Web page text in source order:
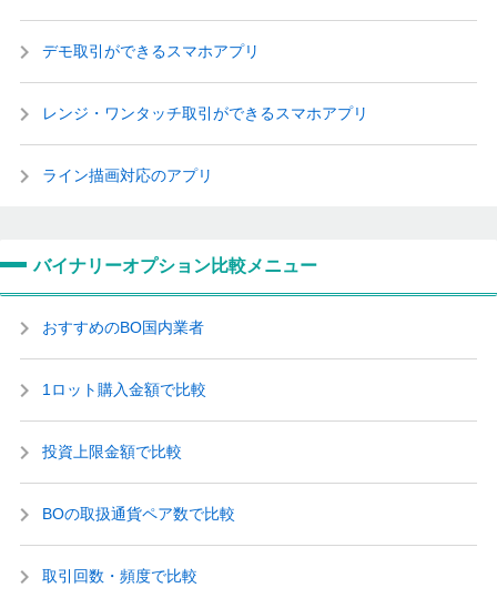
デモ取引ができるスマホアプリ
レンジ・ワンタッチ取引ができるスマホアプリ
ライン描画対応のアプリ
バイナリーオプション比較メニュー
おすすめのBO国内業者
1ロット購入金額で比較
投資上限金額で比較
BOの取扱通貨ペア数で比較
取引回数・頻度で比較